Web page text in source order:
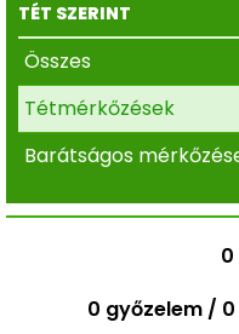
TÉT SZERINT
Összes
Tétmérkőzések
Barátságos
0
0 győzelem /